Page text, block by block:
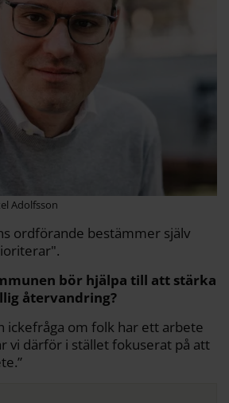
Adolfsson
ordförande bestämmer själv
bör hjälpa till att stärka
återvandring?
ickefråga om folk har ett arbete
vi därför i stället fokuserat på att